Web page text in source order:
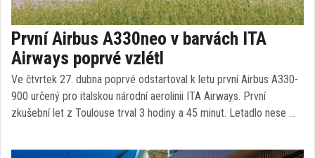
První Airbus A330neo v barvách ITA
Airways poprvé vzlétl
Ve čtvrtek 27. dubna poprvé odstartoval k letu první Airbus A330-
900 určený pro italskou národní aerolinii ITA Airways. První
zkušební let z Toulouse trval 3 hodiny a 45 minut. Letadlo nese …